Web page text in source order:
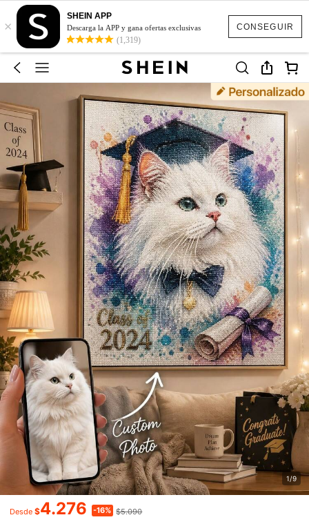
CONSEGUIR
×
SHEIN APP
Descarga la APP y gana ofertas exclusivas
(1,319)
1/9
Desde $4.276 -16% $5.090